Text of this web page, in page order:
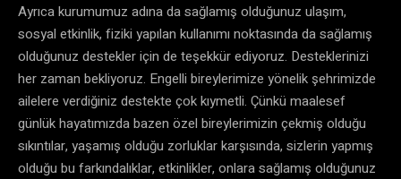
Ayrıca kurumumuz adına da sağlamış olduğunuz ulaşım,
sosyal etkinlik, fiziki yapılan kullanımı noktasında da sağlamış
olduğunuz destekler için de teşekkür ediyoruz. Desteklerinizi
her zaman bekliyoruz. Engelli bireylerimize yönelik şehrimizde
ailelere verdiğiniz destekte çok kıymetli. Çünkü maalesef
günlük hayatımızda bazen özel bireylerimizin çekmiş olduğu
sıkıntılar, yaşamış olduğu zorluklar karşısında, sizlerin yapmış
olduğu bu farkındalıklar, etkinlikler, onlara sağlamış olduğunuz